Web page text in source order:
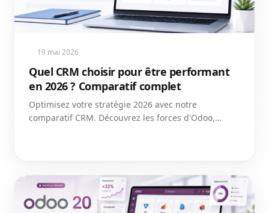
19 mai 2026
Quel CRM choisir pour être performant
en 2026 ? Comparatif complet
Optimisez votre stratégie 2026 avec notre
comparatif CRM. Découvrez les forces d'Odoo,